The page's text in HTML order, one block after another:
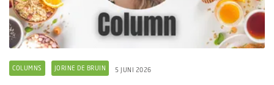
COLUMNS JORINE DE BRUIN 5 JUNI 2026